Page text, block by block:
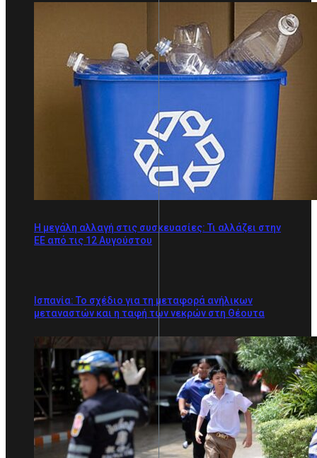
Η μεγάλη αλλαγή στις συσκευασίες: Τι αλλάζει στην
ΕΕ από τις 12 Αυγούστου
Ισπανία: Το σχέδιο για τη μεταφορά ανήλικων
μεταναστών και η ταφή των νεκρών στη Θέουτα